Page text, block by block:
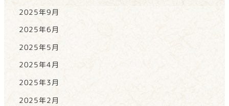
2025年9月
2025年6月
2025年5月
2025年4月
2025年3月
2025年2月